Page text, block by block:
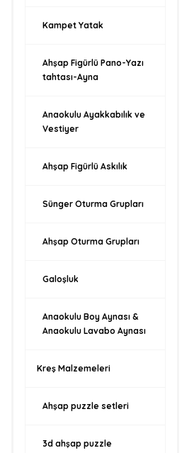
Kampet Yatak
Ahşap Figürlü Pano-Yazı
tahtası-Ayna
Anaokulu Ayakkabılık ve
Vestiyer
Ahşap Figürlü Askılık
Sünger Oturma Grupları
Ahşap Oturma Grupları
Galoşluk
Anaokulu Boy Aynası &
Anaokulu Lavabo Aynası
Kreş Malzemeleri
Ahşap puzzle setleri
3d ahşap puzzle